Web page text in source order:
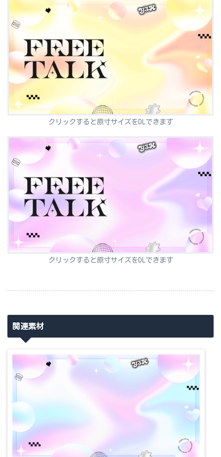
クリックすると原寸サイズをDLできます
クリックすると原寸サイズをDLできます
関連素材